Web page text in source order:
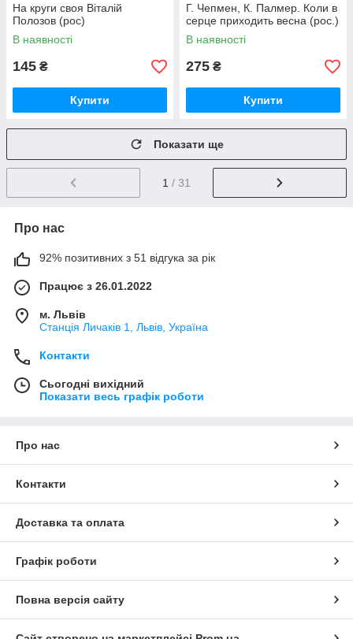
На круги своя Віталій
Полозов (рос)
В наявності
145 ₴
Купити
Г. Чепмен, К. Палмер. Коли в
серце приходить весна (рос.)
В наявності
275 ₴
Купити
Показати ще
1 / 31
Про нас
92% позитивних з 51 відгука за рік
Працює з 26.01.2022
м. Львів
Станція Личаків 1, Львів, Україна
Контакти
Сьогодні вихідний
Показати весь графік роботи
Про нас
Контакти
Доставка та оплата
Графік роботи
Повна версія сайту